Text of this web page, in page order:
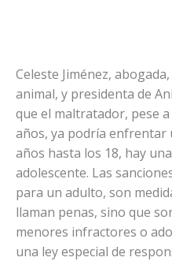
Celeste Jiménez,
animal, y presidenta de
que el maltratador, pese
años, ya podría enfrentar
años hasta los 18, hay
adolescente. Las
para un adulto, son
llaman penas, sino que
menores infractores o
una ley especial de